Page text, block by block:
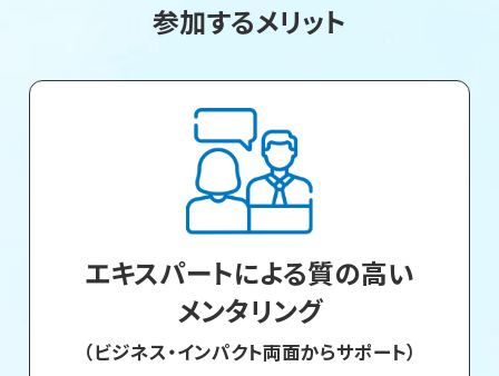
参加するメリット
エキスパートによる質の高い
メンタリング
（ビジネス・インパクト両面からサポート）